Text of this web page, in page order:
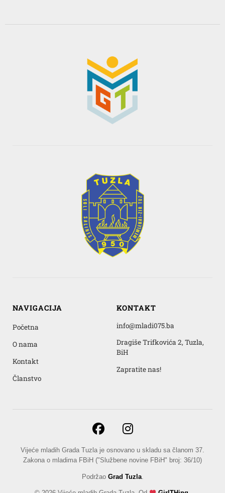
NAVIGACIJA
Početna
O nama
Kontakt
Članstvo
KONTAKT
info@mladi075.ba
Dragiše Trifkovića 2, Tuzla,
BiH
Zapratite nas!
Vijeće mladih Grada Tuzla je osnovano u skladu sa članom 37.
Zakona o mladima FBiH ("Službene novine FBiH" broj: 36/10)
Podržao Grad Tuzla.